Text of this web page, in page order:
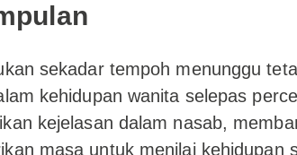
sekadar tempoh menunggu
kehidupan wanita selepas
kejelasan dalam nasab,
masa untuk menilai kehidupan